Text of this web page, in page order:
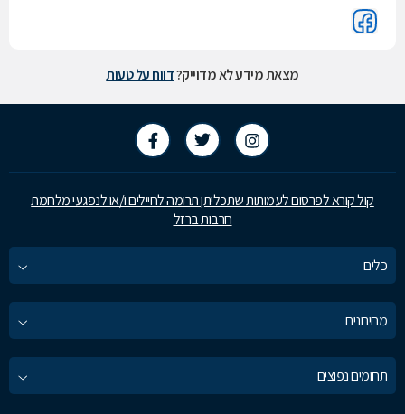
מצאת מידע לא מדוייק?דווח על טעות
קול קורא לפרסום לעמותות שתכליתן תרומה לחיילים ו/או לנפגעי מלחמת
חרבות ברזל
כלים
מחירונים
תחומים נפוצים